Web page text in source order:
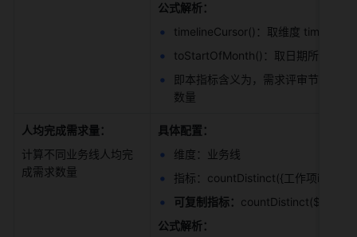
公式解析：
timelineCursor()：取维度 timeline
toStartOfMonth()：取日期所在月的
即本指标含义为，需求评审节点的
数量
人均完成需求量：
计算不同业务线人均完
成需求数量
具体配置：
维度：业务线
指标：countDistinct({工作项id})/
可复制指标： countDistinct(${工作
公式解析：